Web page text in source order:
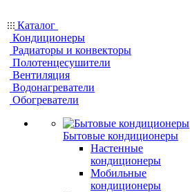
Каталог
Кондиционеры
Радиаторы и конвекторы
Полотенцесушители
Вентиляция
Водонагреватели
Обогреватели
Бытовые кондиционеры
Настенные
кондиционеры
Мобильные
кондиционеры